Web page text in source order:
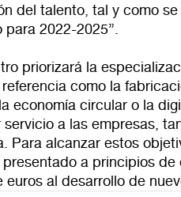
del talento, tal y como
2022-2025”.
priorizará la
como la
economía circular o la
a las empresas,
Para alcanzar estos
a principios de
al desarrollo de
Redirigiendo a